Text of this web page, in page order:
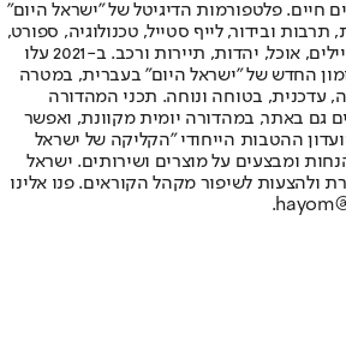
חיים. פלטפורמות הדיגיטל של "ישראל היום"
תרבות ובידור, לייף סטייל, טכנולוגיה, ספורט,
כלכלה וצרכנות, בריאות, חיילים, אוכל, יהדות, תיירות ורכב. ב-2021 עלו
החדש של "ישראל היום" בעברית, במטרה
עדכנית, בטוחה ונוחה. תכני המהדורה
גם באתר, במהדורה יומית מקוונת, ואפשר
ההטבות הייחודי "הקליקה של ישראל
ומבצעים על מוצרים ושירותים. ישראל
ולהצעות לשיפור מקהל הקוראים. פנו אלינו